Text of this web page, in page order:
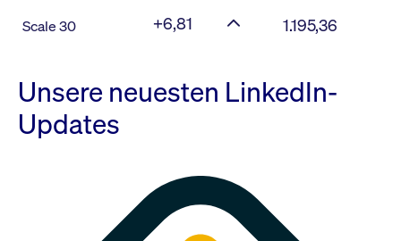
Scale 30 +6,81 1.195,36
Unsere neuesten LinkedIn-
Updates